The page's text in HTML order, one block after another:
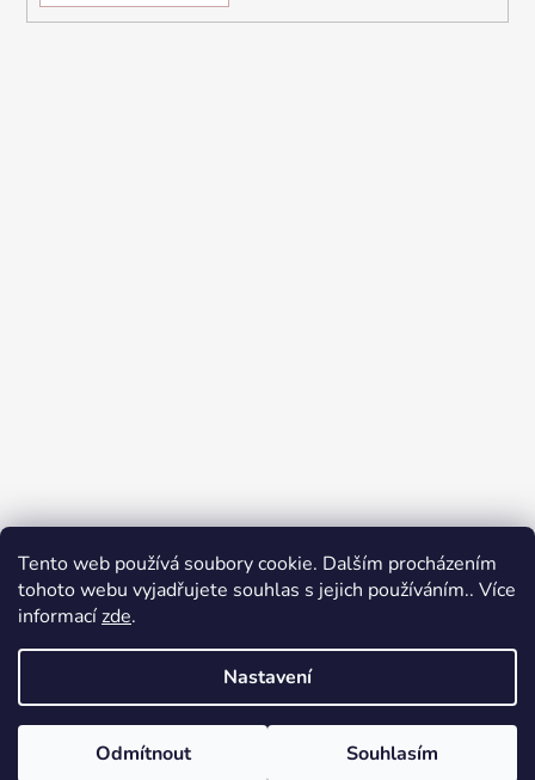
Tento web používá soubory cookie. Dalším procházením
tohoto webu vyjadřujete souhlas s jejich používáním.. Více
informacízde.
Nastavení
Odmítnout Souhlasím
Přijímáme online platby
Vytvořil Shoptet